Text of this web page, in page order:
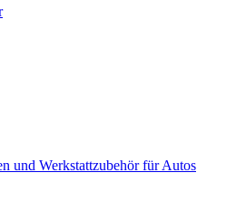
und Werkstattzubehör für Autos